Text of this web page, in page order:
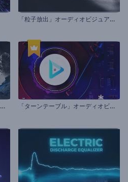
「
粒子放出」オーディオビジュアライザー
宇
宙天文台ミュージック・ヴィジュアライザー 「
ターンテーブル」オーディオビジュアライザー